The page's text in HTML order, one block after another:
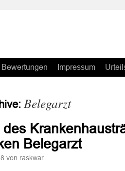
Bewertungen Impressum
Belegarzt
Belegarzt
von raskwar